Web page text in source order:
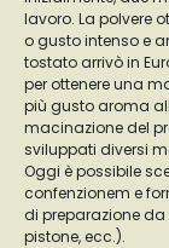
lavoro. La polvere
o gusto intenso e
tostato arrivò in
per ottenere una
più gusto aroma
macinazione del
sviluppati diversi
Oggi è possibile
confenzionem e
di preparazione da
pistone, ecc.).